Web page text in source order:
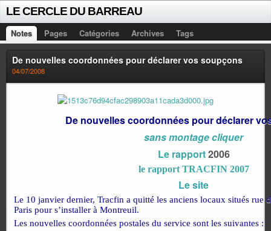
LE CERCLE DU BARREAU
Notes Pages Catégories Archives Tags
De nouvelles coordonnées pour déclarer vos soupçons
04/07/2008
De nouvelles coordonnées pour déclarer
sans montage cliquer
Le rapport2006
le rapport TRACFIN 2007
Le site
Le 10 janvier dernier, Tracfin a quitté les anciens locaux situés rue
Paris pour s’installer à Montreuil.
Les nouvelles coordonnées postales du service sont les suivantes :